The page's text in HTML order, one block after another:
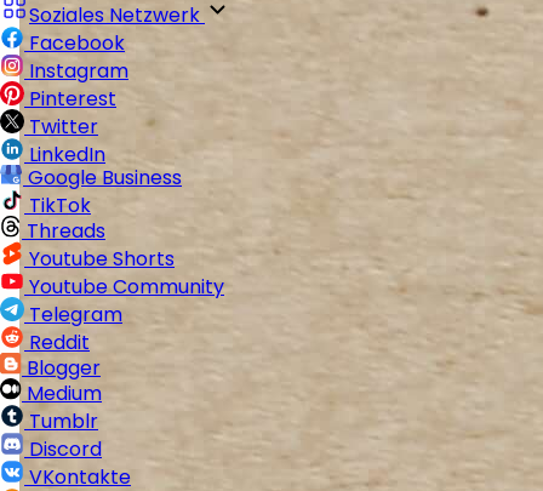
Soziales Netzwerk
Facebook
Instagram
Pinterest
Twitter
LinkedIn
Google Business
TikTok
Threads
Youtube Shorts
Youtube Community
Telegram
Reddit
Blogger
Medium
Tumblr
Discord
VKontakte